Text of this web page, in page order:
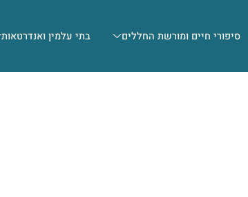
סיפורי חיים ומורשת החללים בתי עלמין ואנדרטאות